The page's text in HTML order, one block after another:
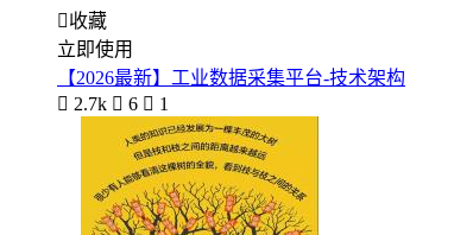
收藏
立即使用
【2026最新】工业数据采集平台-技术架构
 2.7k  6  1